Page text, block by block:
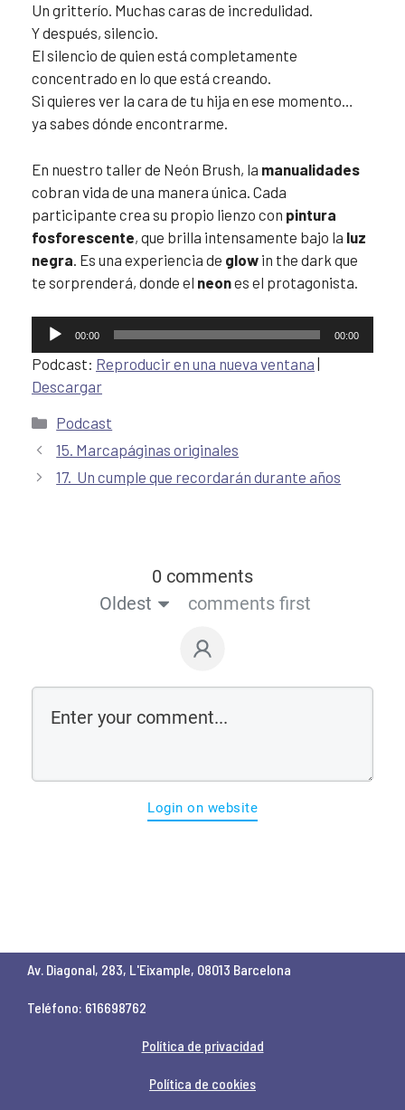
Un gritterío. Muchas caras de incredulidad.
Y después, silencio.
El silencio de quien está completamente
concentrado en lo que está creando.
Si quieres ver la cara de tu hija en ese momento…
ya sabes dónde encontrarme.
En nuestro taller de Neón Brush, la manualidades
cobran vida de una manera única. Cada
participante crea su propio lienzo con pintura
fosforescente, que brilla intensamente bajo la luz
negra . Es una experiencia de glow in the dark que
te sorprenderá, donde el neones el protagonista.
Reproductor
de
audio
00:00 00:00
Podcast: Reproducir en una nueva ventana
Descargar
Podcast
15. Marcapáginas originales
17. Un cumple que recordarán durante años
0 comments
Oldest
comments first
Login on website
Av. Diagonal, 283, L'Eixample, 08013 Barcelona
Teléfono: 616698762
Política de privacidad
Política de cookies